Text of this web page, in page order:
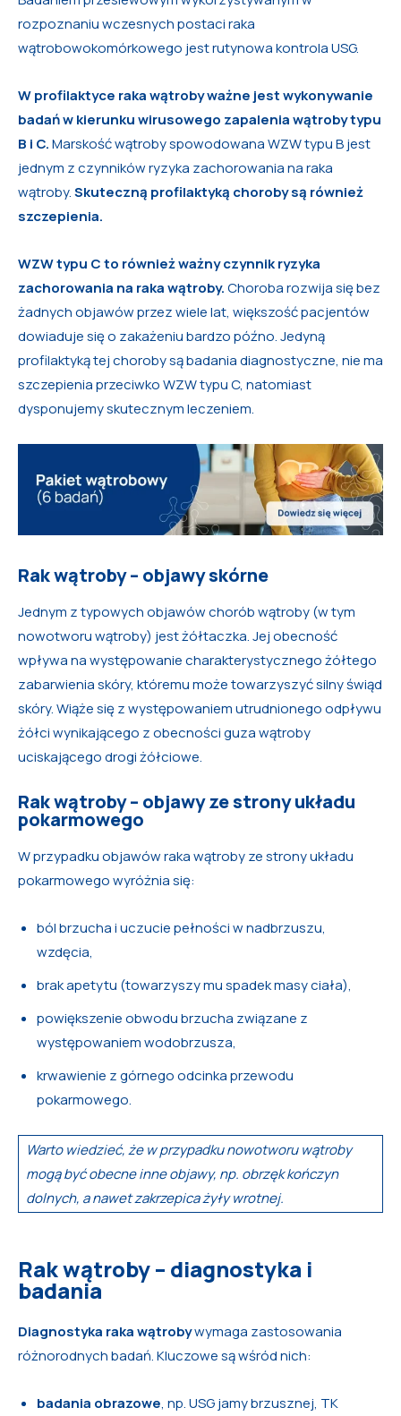
rozpoznaniu wczesnych postaci raka
wątrobowokomórkowego jest rutynowa kontrola USG.
W profilaktyce raka wątroby ważne jest wykonywanie
badań w kierunku wirusowego zapalenia wątroby typu
B i C.Marskość wątroby spowodowana WZW typu B jest
jednym z czynników ryzyka zachorowania na raka
wątroby.Skuteczną profilaktyką choroby są również
szczepienia.
WZW typu C to również ważny czynnik ryzyka
zachorowania na raka wątroby.Choroba rozwija się bez
żadnych objawów przez wiele lat, większość pacjentów
dowiaduje się o zakażeniu bardzo późno. Jedyną
profilaktyką tej choroby są badania diagnostyczne, nie ma
szczepienia przeciwko WZW typu C, natomiast
dysponujemy skutecznym leczeniem.
Rak wątroby – objawy skórne
Jednym z typowych objawów chorób wątroby (w tym
nowotworu wątroby) jest żółtaczka. Jej obecność
wpływa na występowanie charakterystycznego żółtego
zabarwienia skóry, któremu może towarzyszyć silny świąd
skóry. Wiąże się z występowaniem utrudnionego odpływu
żółci wynikającego z obecności guza wątroby
uciskającego drogi żółciowe.
Rak wątroby – objawy ze strony układu
pokarmowego
W przypadku objawów raka wątroby ze strony układu
pokarmowego wyróżnia się:
ból brzucha i uczucie pełności w nadbrzuszu,
wzdęcia,
brak apetytu (towarzyszy mu spadek masy ciała),
powiększenie obwodu brzucha związane z
występowaniem wodobrzusza,
krwawienie z górnego odcinka przewodu
pokarmowego.
Warto wiedzieć, że w przypadku nowotworu wątroby
mogą być obecne inne objawy, np. obrzęk kończyn
dolnych, a nawet zakrzepica żyły wrotnej.
Rak wątroby – diagnostyka i
badania
Diagnostyka raka wątrobywymaga zastosowania
różnorodnych badań. Kluczowe są wśród nich:
badania obrazowe, np. USG jamy brzusznej, TK